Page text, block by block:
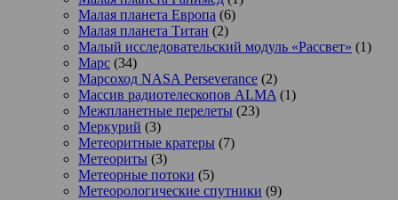
Малая планета Европа (6)
Малая планета Титан (2)
Малый исследовательский модуль «Рассвет» (1)
Марс (34)
Марсоход NASA Perseverance (2)
Массив радиотелескопов ALMA (1)
Межпланетные перелеты (23)
Меркурий (3)
Метеоритные кратеры (7)
Метеориты (3)
Метеорные потоки (5)
Метеорологические спутники (9)